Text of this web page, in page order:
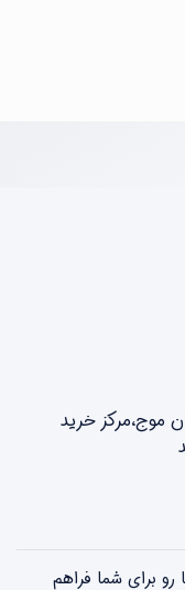
موج،مرکز خرید
رو برای شما فراهم